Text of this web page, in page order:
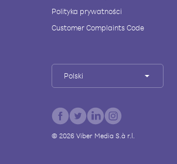
Polityka prywatności
Customer Complaints Code
Polski
© 2026Viber Media S.à r.l.